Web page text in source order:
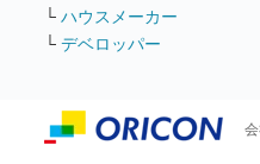
└ ハウスメーカー
└ デベロッパー